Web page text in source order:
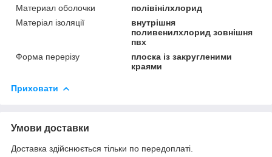
Материал оболочки
полівінілхлорид
Матеріал ізоляції
внутрішня
поливенилхлорид зовнішня
пвх
Форма перерізу
плоска із закругленими
краями
Приховати
Умови доставки
Доставка здійснюється тільки по передоплаті.